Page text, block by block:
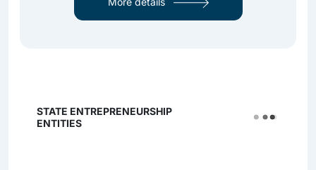
STATE ENTREPRENEURSHIP
ENTITIES